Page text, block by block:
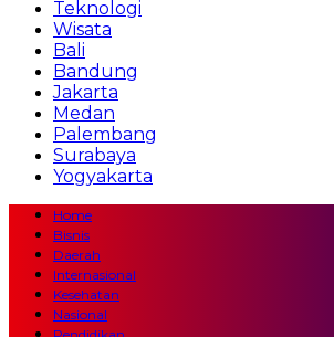
Teknologi
Wisata
Bali
Bandung
Jakarta
Medan
Palembang
Surabaya
Yogyakarta
Home
Bisnis
Daerah
Internasional
Kesehatan
Nasional